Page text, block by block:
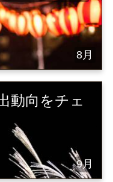
8月
動向をチェ
9月